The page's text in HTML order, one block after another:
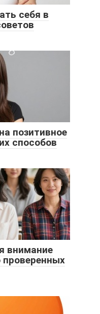
себя в
позитивное
способов
внимание